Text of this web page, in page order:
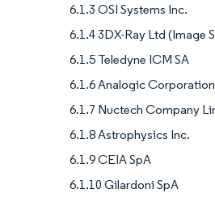
6.1.3 OSI Systems Inc.
6.1.4 3DX-Ray Ltd (Image
6.1.5 Teledyne ICM SA
6.1.6 Analogic Corporation
6.1.7 Nuctech Company
6.1.8 Astrophysics Inc.
6.1.9 CEIA SpA
6.1.10 Gilardoni SpA